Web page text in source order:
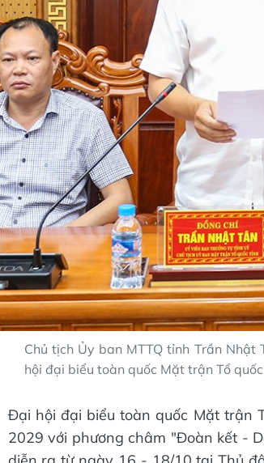
Chủ tịch Ủy ban MTTQ tỉnh Trần
hội đại biểu toàn quốc Mặt trận Tổ
Đại hội đại biểu toàn quốc Mặt trận
2029 với phương châm "Đoàn kết -